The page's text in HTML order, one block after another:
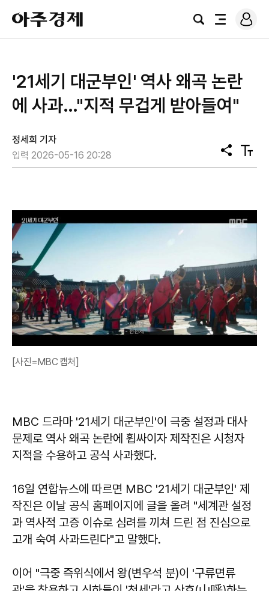
아
주
경
검
전
로
그
'21세기 대군부인' 역사 왜곡 논란
에 사과…"지적 무겁게 받아들여"
정세희 기자
입력 2026-05-16 20:28
공
유
텍
스
[사진=MBC 캡처]
MBC 드라마 '21세기 대군부인'이 극중 설정과 대사
문제로 역사 왜곡 논란에 휩싸이자 제작진은 시청자
지적을 수용하고 공식 사과했다.
16일 연합뉴스에 따르면 MBC '21세기 대군부인' 제
작진은 이날 공식 홈페이지에 글을 올려 "세계관 설정
과 역사적 고증 이슈로 심려를 끼쳐 드린 점 진심으로
고개 숙여 사과드린다"고 말했다.
이어 "극중 즉위식에서 왕(변우석 분)이 '구류면류